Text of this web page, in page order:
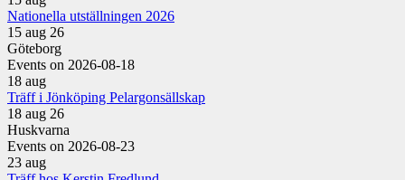
Nationella utställningen 2026
15 aug 26
Göteborg
Events on 2026-08-18
18 aug
Träff i Jönköping Pelargonsällskap
18 aug 26
Huskvarna
Events on 2026-08-23
23 aug